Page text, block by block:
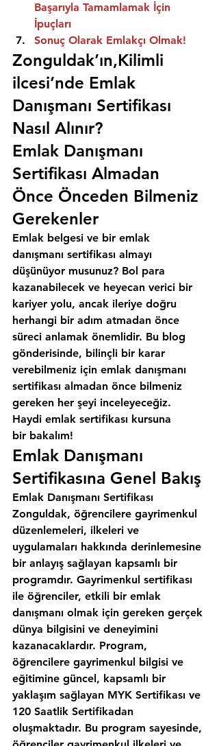
Başarıyla Tamamlamak İçin
İpuçları
Sonuç Olarak Emlakçı Olmak!
Zonguldak’ın,Kilimli
ilcesi’nde Emlak
Danışmanı Sertifikası
Nasıl Alınır?
Emlak Danışmanı
Sertifikası Almadan
Önce Önceden Bilmeniz
Gerekenler
Emlak belgesi ve bir emlak
danışmanı sertifikası almayı
düşünüyor musunuz? Bol para
kazanabilecek ve heyecan verici bir
kariyer yolu, ancak ileriye doğru
herhangi bir adım atmadan önce
süreci anlamak önemlidir. Bu blog
gönderisinde, bilinçli bir karar
verebilmeniz için emlak danışmanı
sertifikası almadan önce bilmeniz
gereken her şeyi inceleyeceğiz.
Haydi emlak sertifikası kursuna
bir bakalım!
Emlak Danışmanı
Sertifikasına Genel Bakış
Emlak Danışmanı Sertifikası
Zonguldak, öğrencilere gayrimenkul
düzenlemeleri, ilkeleri ve
uygulamaları hakkında derinlemesine
bir anlayış sağlayan kapsamlı bir
programdır. Gayrimenkul sertifikası
ile öğrenciler, etkili bir emlak
danışmanı olmak için gereken gerçek
dünya bilgisini ve deneyimini
kazanacaklardır. Program,
öğrencilere gayrimenkul bilgisi ve
eğitimine güncel, kapsamlı bir
yaklaşım sağlayan MYK Sertifikası ve
120 Saatlik Sertifikadan
oluşmaktadır. Bu program sayesinde,